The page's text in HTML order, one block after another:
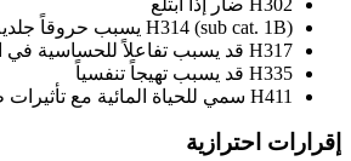
H314 (sub cat. 1B) يسبب حروقاً
H317 قد يسبب تفاعلاً للحساسية في
H335 قد يسبب تهيجاً تنفسياً
H411 سمي للحياة المائية مع تأثيرات
إقرارات احترازية